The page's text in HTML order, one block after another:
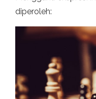
diperoleh: